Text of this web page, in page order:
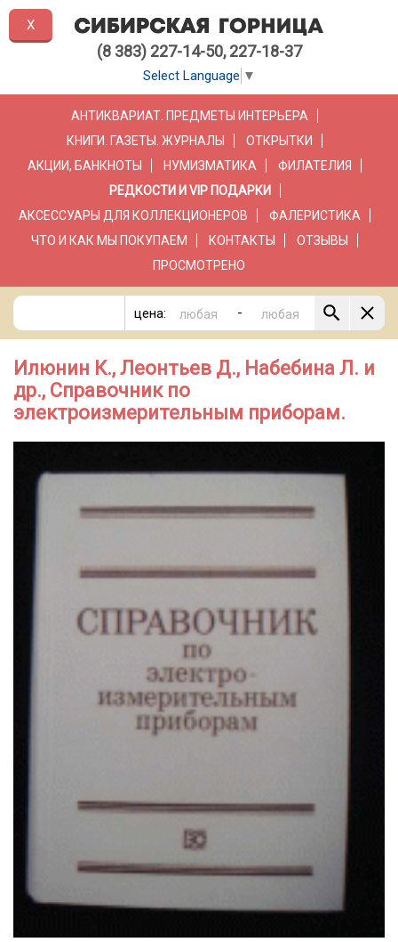
(8 383) 227-14-50, 227-18-37
Select Language ▼
АНТИКВАРИАТ. ПРЕДМЕТЫ ИНТЕРЬЕРА
КНИГИ. ГАЗЕТЫ. ЖУРНАЛЫ
ОТКРЫТКИ
АКЦИИ, БАНКНОТЫ
НУМИЗМАТИКА
ФИЛАТЕЛИЯ
РЕДКОСТИ И VIP ПОДАРКИ
АКСЕССУАРЫ ДЛЯ КОЛЛЕКЦИОНЕРОВ
ФАЛЕРИСТИКА
ЧТО И КАК МЫ ПОКУПАЕМ
КОНТАКТЫ
ОТЗЫВЫ
ПРОСМОТРЕНО
цена: -
Илюнин К., Леонтьев Д., Набебина Л. и
др., Справочник по
электроизмерительным приборам.
X